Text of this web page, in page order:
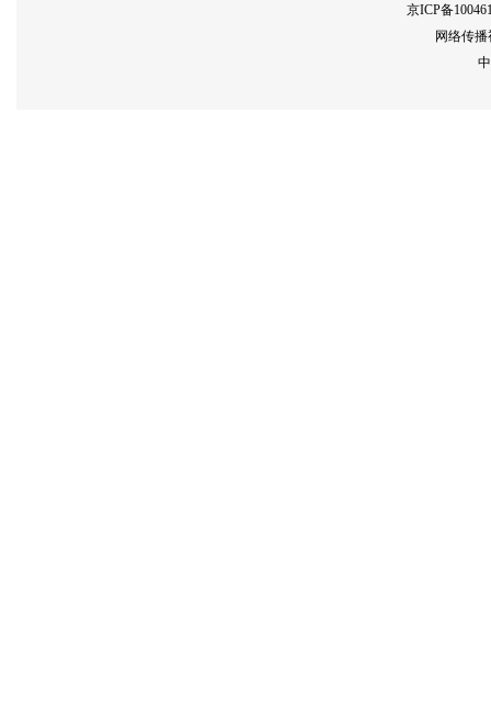
京ICP备
网络传